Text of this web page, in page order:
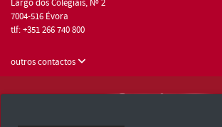
7004-516 Évora
tlf: +351 266 740 800
outros contactos